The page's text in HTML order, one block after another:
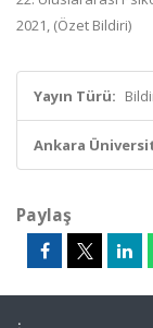
2021, (Özet Bildiri)
Yayın Türü:
Ankara
Paylaş